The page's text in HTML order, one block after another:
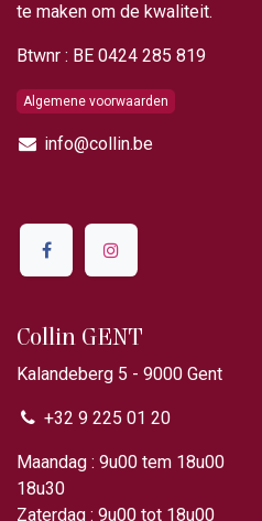
te maken om de kwaliteit.
Btwnr : BE 0424 285 819
Algemene voorwaarden
info@collin.be
Collin GENT
Kalandeberg 5 - 9000 Gent​
+32 9 225 01 20
Maandag : 9u00 tem 18u00
18u30
Zaterdag : 9u00 tot 18u00